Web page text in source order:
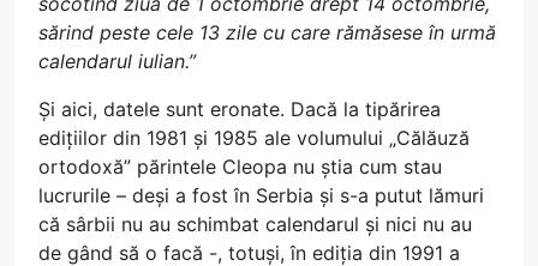
sărind peste cele 13 zile cu care rămăsese în urmă
calendarul iulian.”
Și aici, datele sunt eronate. Dacă la tipărirea
edițiilor din 1981 și 1985 ale volumului „Călăuză
ortodoxă” părintele Cleopa nu știa cum stau
lucrurile – deși a fost în Serbia și s-a putut lămuri
că sârbii nu au schimbat calendarul și nici nu au
de gând să o facă -, totuși, în ediția din 1991 a